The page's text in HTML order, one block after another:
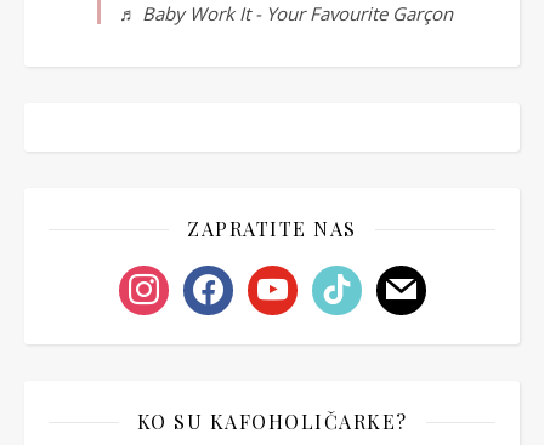
♬ Baby Work It - Your Favourite Garçon
ZAPRATITE NAS
instagramfacebookyoutubetiktok mail
KO SU KAFOHOLIČARKE?